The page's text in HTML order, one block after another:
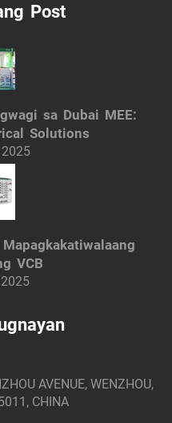
Post
sa Dubai MEE:
Solutions
VCB
AVENUE, WENZHOU,
CHINA